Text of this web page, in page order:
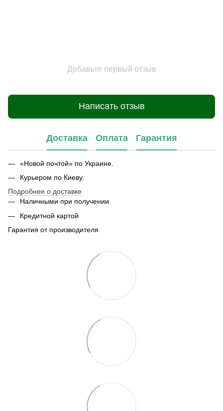
Добавьте первый отзыв
Написать отзыв
Доставка Оплата Гарантия
«Новой почтой» по Украине.
Курьером по Киеву.
Подробнее о доставке
Наличными при получении
Кредитной картой
Гарантия от производителя